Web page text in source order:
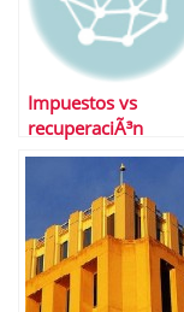
Impuestos vs
recuperaciÃ³n
econÃ³mica